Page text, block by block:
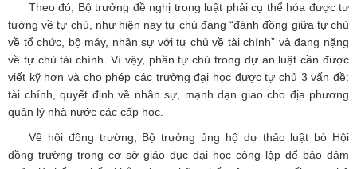
Theo đó, Bộ trưởng đề nghị trong luật phải cụ thể hóa được tư
tưởng về tự chủ, như hiện nay tự chủ đang “đánh đồng giữa tự chủ
về tổ chức, bộ máy, nhân sự với tự chủ về tài chính” và đang nặng
về tự chủ tài chính. Vì vậy, phần tự chủ trong dự án luật cần được
viết kỹ hơn và cho phép các trường đại học được tự chủ 3 vấn đề:
tài chính, quyết định về nhân sự, mạnh dạn giao cho địa phương
quản lý nhà nước các cấp học.
Về hội đồng trường, Bộ trưởng ủng hộ dự thảo luật bỏ Hội
đồng trường trong cơ sở giáo dục đại học công lập để bảo đảm